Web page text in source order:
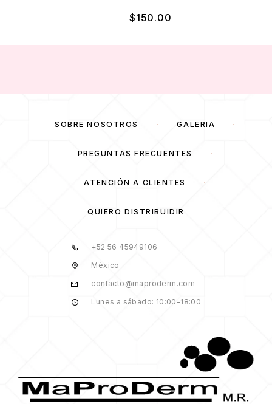
$150.00
SOBRE NOSOTROS GALERÍA
PREGUNTAS FRECUENTES
ATENCIÓN A CLIENTES
QUIERO DISTRIBUIDIR
+52 56 45949106
México
contacto@maproderm.com
Lunes a sábado: 10:00-18:00